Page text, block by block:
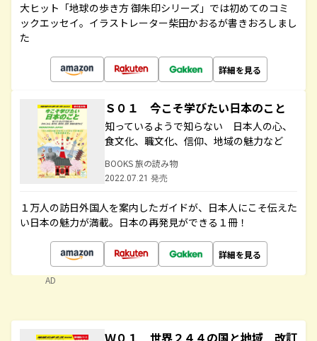
大ヒット「地球の歩き方 御朱印シリーズ」では初めてのコミ
ックエッセイ。イラストレーター柴田かおるが書きおろしまし
た
詳細を見る
Ｓ０１ 今こそ学びたい日本のこと
知っているようで知らない 日本人の心、
食文化、職文化、信仰、地域の魅力など
BOOKS 旅の読み物
2022.07.21 発売
１万人の訪日外国人を案内したガイドが、日本人にこそ伝えた
い日本の魅力が満載。日本の再発見ができる１冊！
詳細を見る
AD
Ｗ０１ 世界２４４の国と地域 改訂